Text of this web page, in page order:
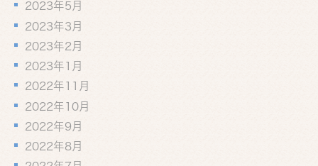
2023年5月
2023年3月
2023年2月
2023年1月
2022年11月
2022年10月
2022年9月
2022年8月